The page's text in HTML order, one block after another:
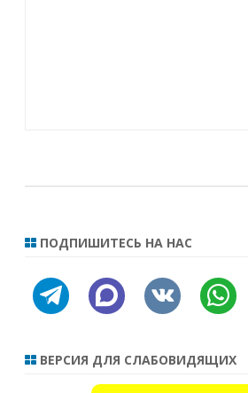
ПОДПИШИТЕСЬ НА НАС
telegram discourse vkontakte whatsapp
ВЕРСИЯ ДЛЯ СЛАБОВИДЯЩИХ